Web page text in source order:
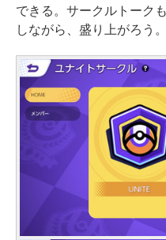
できる。サークルトーク
しながら、盛り上がろう。